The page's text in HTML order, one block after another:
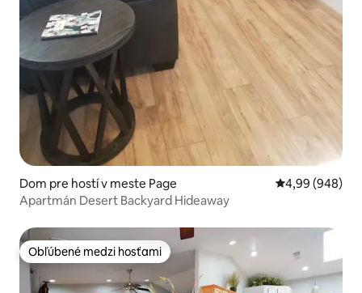
Dom pre hostí v meste Page Priemerné
4,99 (948)
Apartmán Desert Backyard Hideaway
Obľúbené medzi hosťami
Obľúbené medzi hosťami